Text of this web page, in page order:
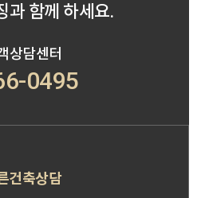
과 함께 하세요.
상담센터
0495
건축상담